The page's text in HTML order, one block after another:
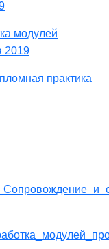
модулей
2019
практика